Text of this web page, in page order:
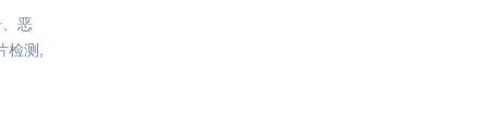
恶
检测,